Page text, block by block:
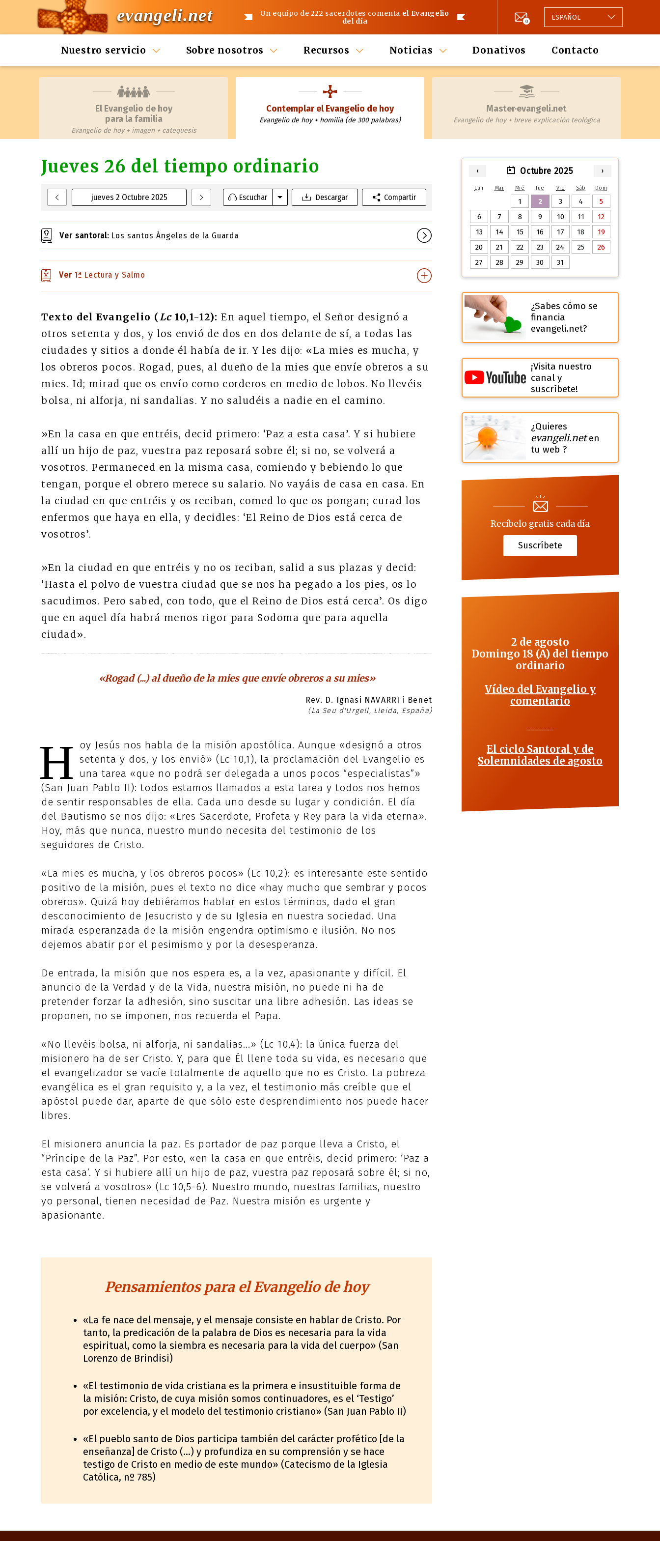
evangeli.net Un equipo de 222 sacerdotes comenta el Evangelio
del día
0 ESPAÑOL
Nuestro servicio Sobre nosotros Recursos Noticias Donativos Contacto
El Evangelio de hoy
para la familia
Evangelio de hoy + imagen + catequesis
Contemplar el Evangelio de hoy
Evangelio de hoy + homilia (de 300 palabras)
Master·evangeli.net
Evangelio de hoy + breve explicación teológica
jueves 2 Octubre 2025
Ver santoral: Los santos Ángeles de la Guarda
Jueves 26 del tiempo ordinario
Escuchar Descargar Compartir
Ver 1ª Lectura y Salmo
Texto del Evangelio (Lc10,1-12): En aquel tiempo, el Señor designó a
otros setenta y dos, y los envió de dos en dos delante de sí, a todas las
ciudades y sitios a donde él había de ir. Y les dijo: «La mies es mucha, y
los obreros pocos. Rogad, pues, al dueño de la mies que envíe obreros a su
mies. Id; mirad que os envío como corderos en medio de lobos. No llevéis
bolsa, ni alforja, ni sandalias. Y no saludéis a nadie en el camino.
»En la casa en que entréis, decid primero: ‘Paz a esta casa’. Y si hubiere
allí un hijo de paz, vuestra paz reposará sobre él; si no, se volverá a
vosotros. Permaneced en la misma casa, comiendo y bebiendo lo que
tengan, porque el obrero merece su salario. No vayáis de casa en casa. En
la ciudad en que entréis y os reciban, comed lo que os pongan; curad los
enfermos que haya en ella, y decidles: ‘El Reino de Dios está cerca de
vosotros’.
»En la ciudad en que entréis y no os reciban, salid a sus plazas y decid:
‘Hasta el polvo de vuestra ciudad que se nos ha pegado a los pies, os lo
sacudimos. Pero sabed, con todo, que el Reino de Dios está cerca’. Os digo
que en aquel día habrá menos rigor para Sodoma que para aquella
ciudad».
«Rogad (...) al dueño de la mies que envíe obreros a su mies»
Rev. D. Ignasi NAVARRI i Benet
(La Seu d'Urgell, Lleida, España)
H oy Jesús nos habla de la misión apostólica. Aunque «designó a otros
setenta y dos, y los envió» (Lc 10,1), la proclamación del Evangelio es
una tarea «que no podrá ser delegada a unos pocos “especialistas”»
(San Juan Pablo II): todos estamos llamados a esta tarea y todos nos hemos
de sentir responsables de ella. Cada uno desde su lugar y condición. El día
del Bautismo se nos dijo: «Eres Sacerdote, Profeta y Rey para la vida eterna».
Hoy, más que nunca, nuestro mundo necesita del testimonio de los
seguidores de Cristo.
«La mies es mucha, y los obreros pocos» (Lc 10,2): es interesante este sentido
positivo de la misión, pues el texto no dice «hay mucho que sembrar y pocos
obreros». Quizá hoy debiéramos hablar en estos términos, dado el gran
desconocimiento de Jesucristo y de su Iglesia en nuestra sociedad. Una
mirada esperanzada de la misión engendra optimismo e ilusión. No nos
dejemos abatir por el pesimismo y por la desesperanza.
De entrada, la misión que nos espera es, a la vez, apasionante y difícil. El
anuncio de la Verdad y de la Vida, nuestra misión, no puede ni ha de
pretender forzar la adhesión, sino suscitar una libre adhesión. Las ideas se
proponen, no se imponen, nos recuerda el Papa.
«No llevéis bolsa, ni alforja, ni sandalias...» (Lc 10,4): la única fuerza del
misionero ha de ser Cristo. Y, para que Él llene toda su vida, es necesario que
el evangelizador se vacíe totalmente de aquello que no es Cristo. La pobreza
evangélica es el gran requisito y, a la vez, el testimonio más creíble que el
apóstol puede dar, aparte de que sólo este desprendimiento nos puede hacer
libres.
El misionero anuncia la paz. Es portador de paz porque lleva a Cristo, el
“Príncipe de la Paz”. Por esto, «en la casa en que entréis, decid primero: ‘Paz a
esta casa’. Y si hubiere allí un hijo de paz, vuestra paz reposará sobre él; si no,
se volverá a vosotros» (Lc 10,5-6). Nuestro mundo, nuestras familias, nuestro
yo personal, tienen necesidad de Paz. Nuestra misión es urgente y
apasionante.
Pensamientos para el Evangelio de hoy
«La fe nace del mensaje, y el mensaje consiste en hablar de Cristo. Por
tanto, la predicación de la palabra de Dios es necesaria para la vida
espiritual, como la siembra es necesaria para la vida del cuerpo» (San
Lorenzo de Brindisi)
«El testimonio de vida cristiana es la primera e insustituible forma de
la misión: Cristo, de cuya misión somos continuadores, es el ‘Testigo’
por excelencia, y el modelo del testimonio cristiano» (San Juan Pablo II)
«El pueblo santo de Dios participa también del carácter profético [de la
enseñanza] de Cristo (…) y profundiza en su comprensión y se hace
testigo de Cristo en medio de este mundo» (Catecismo de la Iglesia
Católica, nº 785)
‹ Octubre 2025 ›
Lun Mar Mié Jue Vie Sáb Dom
1 2 3 4
5
6
7 8 9 10 11
12
13
14 15 16 17 18
19
20
21 22 23 24 25
26
27
28 29 30 31
¿Sabes cómo se
financia
evangeli.net?
¡Visita nuestro
canal y
suscríbete!
¿Quieres
evangeli.neten
tu web ?
Recíbelo gratis cada día
Suscríbete
2 de agosto
Domingo 18 (A) del tiempo
ordinario
Vídeo del Evangelio y
comentario
El ciclo Santoral y de
Solemnidades de agosto